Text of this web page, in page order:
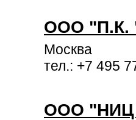
ООО "П.К.
Москва
тел.: +7 495
ООО